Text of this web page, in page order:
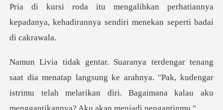
hatiannya
kepadanya, kehadirannya send
p langsung ke arahnya. "Pak, kudengar
istrimu telah melarikan diri.